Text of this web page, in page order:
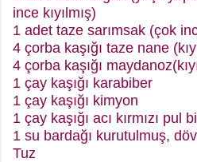
ince kıyılmış)
1 adet taze sarımsak (çok
4 çorba kaşığı taze nane
4 çorba kaşığı
1 çay kaşığı karabiber
1 çay kaşığı kimyon
1 çay kaşığı acı kırmızı pul
1 su bardağı kurutulmuş,
Tuz